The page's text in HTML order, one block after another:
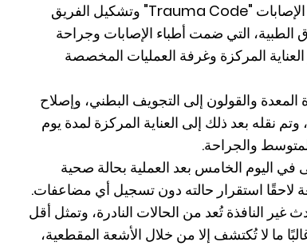
وفور ظهور نتائج الأشعة المقطعية، تم تفعيل كود الإصابات "Trauma Code" وتشكيل الفريق
باشرت الفرق الطبية، التي ضمت أطباء الإصابات وجراحة
المركزة وغرفة العمليات المخصصة
والقولون إلى التجويف البطني، وإصلاح
نقله بعد ذلك إلى العناية المركزة لمدة يوم
والجراحة.
اليوم الخامس بعد العملية بحالة صحية
لاحقًا استقرار حالته دون تسجيل أي مضاعفات.
النافذة تُعد من الحالات النادرة، وتمثل أقل
ما لا تُكتشف إلا من خلال الأشعة المقطعية،